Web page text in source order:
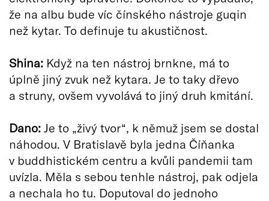
že na albu bude víc čínského nástroje guqin
než kytar. To definuje tu akustičnost.
Shina: Když na ten nástroj brnkne, má to
úplně jiný zvuk než kytara. Je to taky dřevo
a struny, ovšem vyvolává to jiný druh kmitání.
Dano: Je to „živý tvor“, k němuž jsem se dostal
náhodou. V Bratislavě byla jedna Číňanka
v buddhistickém centru a kvůli pandemii tam
uvízla. Měla s sebou tenhle nástroj, pak odjela
a nechala ho tu. Doputoval do jednoho